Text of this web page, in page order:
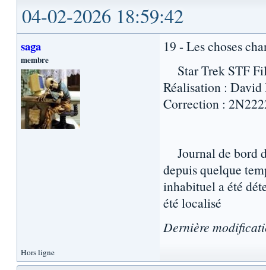
04-02-2026 18:59:42
saga
membre
19 - Les choses
Star Trek STF
Réalisation :
Correction :
Journal de bord
depuis quelque
inhabituel a été
été localisé
Dernière
Hors ligne